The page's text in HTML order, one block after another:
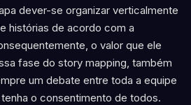
dever-se organizar verticalmente
histórias de acordo com a
o valor que ele
fase do story mapping, também
um debate entre toda a equipe
o consentimento de todos.